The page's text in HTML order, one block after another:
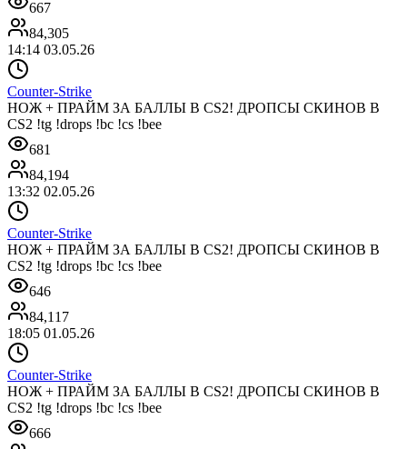
667
84,305
14:14 03.05.26
Counter-Strike
НОЖ + ПРАЙМ ЗА БАЛЛЫ В CS2! ДРОПСЫ СКИНОВ В
CS2 !tg !drops !bc !cs !bee
681
84,194
13:32 02.05.26
Counter-Strike
НОЖ + ПРАЙМ ЗА БАЛЛЫ В CS2! ДРОПСЫ СКИНОВ В
CS2 !tg !drops !bc !cs !bee
646
84,117
18:05 01.05.26
Counter-Strike
НОЖ + ПРАЙМ ЗА БАЛЛЫ В CS2! ДРОПСЫ СКИНОВ В
CS2 !tg !drops !bc !cs !bee
666